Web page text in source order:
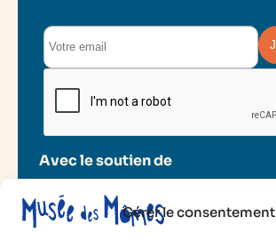
Gérer le consentement
Avec le soutien de